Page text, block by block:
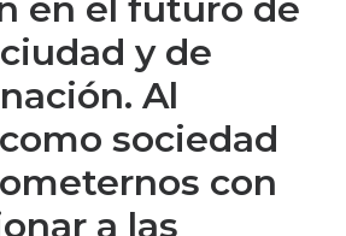
en el futuro de
y de
Al
sociedad
con
a las